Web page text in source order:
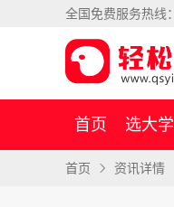
全国免费服务热线：
首页 选大学
首页 资讯详情